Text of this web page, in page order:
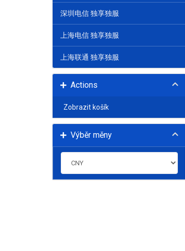
深圳电信 独享独服
上海电信 独享独服
上海联通 独享独服
Actions
Zobrazit košík
Výběr měny